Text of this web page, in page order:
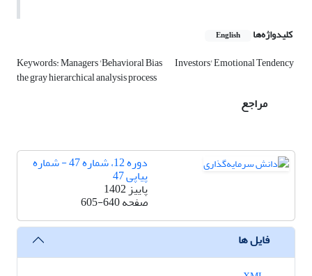
کلیدواژه‌ها English
Keywords: Managers 'Behavioral Bias Investors' Emotional Tendency
the gray hierarchical analysis process
مراجع
دوره 12، شماره 47 - شماره
پیاپی 47
پاییز 1402
صفحه605-640
فایل ها